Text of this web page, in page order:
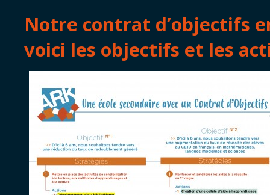
Notre contrat d’objectifs
voici les objectifs et les